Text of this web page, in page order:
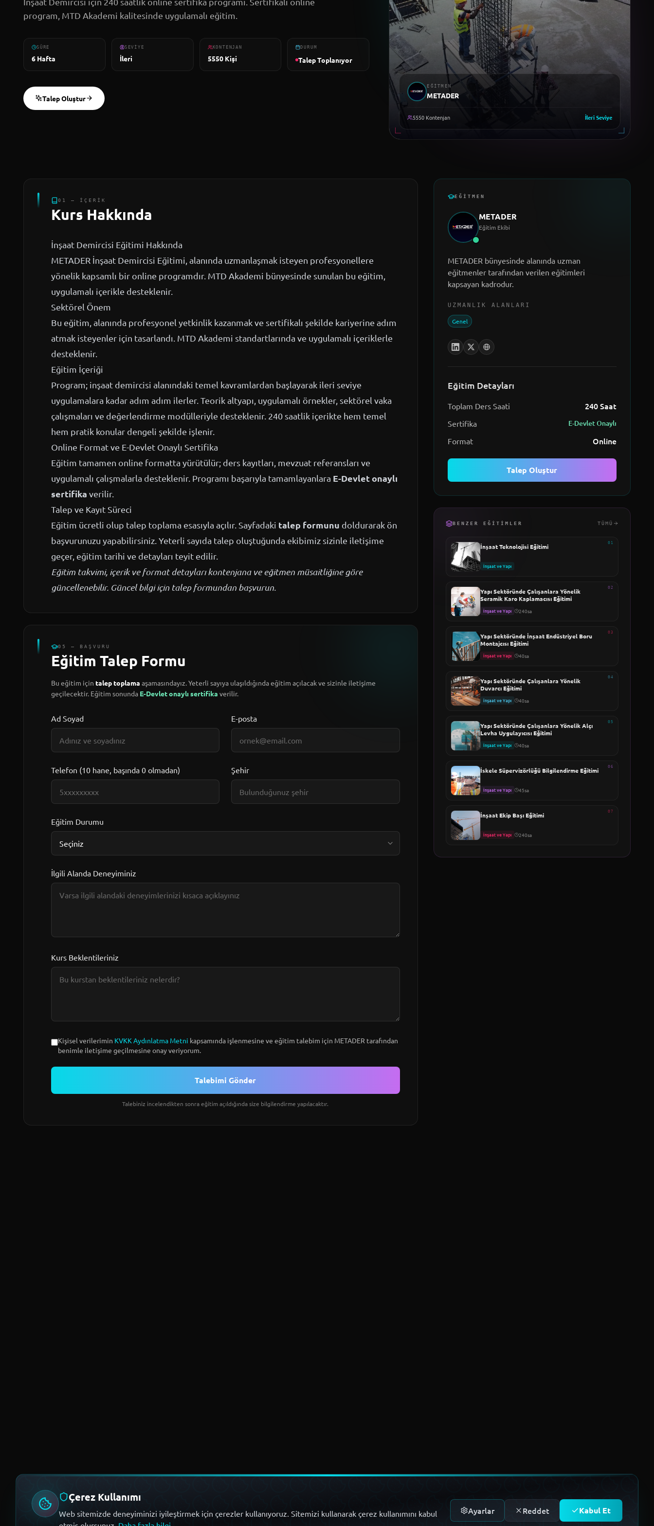
program, MTD Akademi kalitesinde uygulamalı eğitim.
SÜRE
6 Hafta
SEVIYE
İleri
KONTENJAN
5550Kişi
DURUM
Talep Toplanıyor
Talep Oluştur
EĞITMEN
METADER
5550 Kontenjan İleriSeviye
01 — İÇERIK
Kurs Hakkında
İnşaat Demircisi Eğitimi Hakkında
METADER İnşaat Demircisi Eğitimi, alanında uzmanlaşmak isteyen profesyonellere
yönelik kapsamlı bir online programdır. MTD Akademi bünyesinde sunulan bu eğitim,
uygulamalı içerikle desteklenir.
Sektörel Önem
Bu eğitim, alanında profesyonel yetkinlik kazanmak ve sertifikalı şekilde kariyerine adım
atmak isteyenler için tasarlandı. MTD Akademi standartlarında ve uygulamalı içeriklerle
desteklenir.
Eğitim İçeriği
Program; inşaat demircisi alanındaki temel kavramlardan başlayarak ileri seviye
uygulamalara kadar adım adım ilerler. Teorik altyapı, uygulamalı örnekler, sektörel vaka
çalışmaları ve değerlendirme modülleriyle desteklenir. 240 saatlik içerikte hem temel
hem pratik konular dengeli şekilde işlenir.
Online Format ve E-Devlet Onaylı Sertifika
Eğitim tamamen online formatta yürütülür; ders kayıtları, mevzuat referansları ve
uygulamalı çalışmalarla desteklenir. Programı başarıyla tamamlayanlara E-Devlet onaylı
sertifika verilir.
Talep ve Kayıt Süreci
Eğitim ücretli olup talep toplama esasıyla açılır. Sayfadaki talep formunu doldurarak ön
başvurunuzu yapabilirsiniz. Yeterli sayıda talep oluştuğunda ekibimiz sizinle iletişime
geçer, eğitim tarihi ve detayları teyit edilir.
Eğitim takvimi, içerik ve format detayları kontenjana ve eğitmen müsaitliğine göre
güncellenebilir. Güncel bilgi için talep formundan başvurun.
05 — BAŞVURU
Eğitim Talep Formu
Bu eğitim için talep toplama aşamasındayız. Yeterli sayıya ulaşıldığında eğitim açılacak ve sizinle iletişime
geçilecektir. Eğitim sonunda E-Devlet onaylı sertifika verilir.
Ad Soyad E-posta
Telefon (10 hane, başında 0 olmadan) Şehir
Eğitim Durumu
İlgili Alanda Deneyiminiz
Kurs Beklentileriniz
Kişisel verilerimin KVKK Aydınlatma Metni kapsamında işlenmesine ve eğitim talebim için METADER tarafından
benimle iletişime geçilmesine onay veriyorum.
Talebimi Gönder
Talebiniz incelendikten sonra eğitim açıldığında size bilgilendirme yapılacaktır.
EĞITMEN
METADER
Eğitim Ekibi
METADER bünyesinde alanında uzman
eğitmenler tarafından verilen eğitimleri
kapsayan kadrodur.
UZMANLIK ALANLARI
Genel
Eğitim Detayları
Toplam Ders Saati 240Saat
Sertifika E-Devlet Onaylı
Format Online
Talep Oluştur
BENZER EĞITIMLER TÜMÜ
01
İnşaat Teknolojisi Eğitimi
İnşaat ve Yapı
02
Yapı Sektöründe Çalışanlara Yönelik
Seramik Karo Kaplamacısı Eğitimi
İnşaat ve Yapı 240sa
03
Yapı Sektöründe İnşaat Endüstriyel Boru
Montajcısı Eğitimi
İnşaat ve Yapı 40sa
04
Yapı Sektöründe Çalışanlara Yönelik
Duvarcı Eğitimi
İnşaat ve Yapı 40sa
05
Yapı Sektöründe Çalışanlara Yönelik Alçı
Levha Uygulayıcısı Eğitimi
İnşaat ve Yapı 40sa
06
İskele Süpervizörlüğü Bilgilendirme Eğitimi
İnşaat ve Yapı 45sa
07
İnşaat Ekip Başı Eğitimi
İnşaat ve Yapı 240sa
Çerez Kullanımı
Web sitemizde deneyiminizi iyileştirmek için çerezler kullanıyoruz. Sitemizi kullanarak çerez kullanımını kabul
Ayarlar Reddet Kabul Et